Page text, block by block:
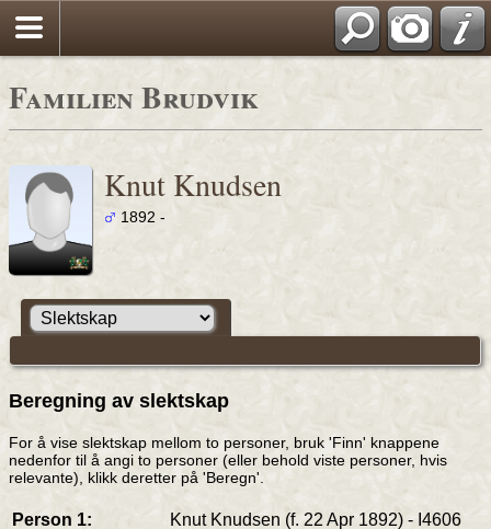
Familien Brudvik
Knut Knudsen
1892 -
Beregning av slektskap
For å vise slektskap mellom to personer, bruk 'Finn' knappene
nedenfor til å angi to personer (eller behold viste personer, hvis
relevante), klikk deretter på 'Beregn'.
Person 1:
Knut Knudsen (f. 22 Apr 1892) - I4606